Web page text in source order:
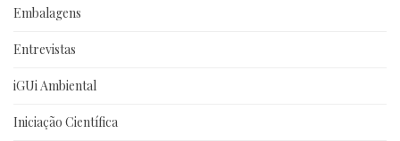
Embalagens
Entrevistas
iGUi Ambiental
Iniciação Científica